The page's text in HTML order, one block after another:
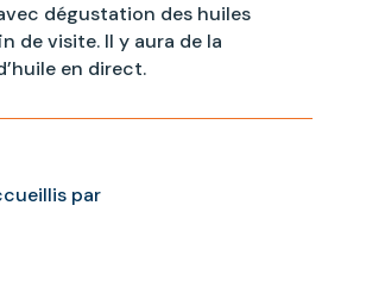
dégustation des huiles
de visite. Il y aura de la
en direct.
par